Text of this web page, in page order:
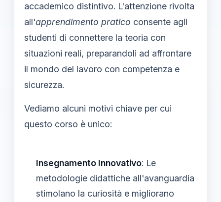
accademico distintivo. L'attenzione rivolta
all'apprendimento pratico consente agli
studenti di connettere la teoria con
situazioni reali, preparandoli ad affrontare
il mondo del lavoro con competenza e
sicurezza.
Vediamo alcuni motivi chiave per cui
questo corso è unico:
Insegnamento Innovativo: Le
metodologie didattiche all'avanguardia
stimolano la curiosità e migliorano